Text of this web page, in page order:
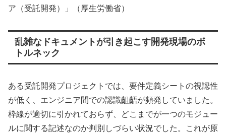
ア（受託開発）」（厚生労働省）
乱雑なドキュメントが引き起こす開発現場のボ
トルネック
ある受託開発プロジェクトでは、要件定義シートの視認性
が低く、エンジニア間での認識齟齬が頻発していました。
枠線が適切に引かれておらず、どこまでが一つのモジュー
ルに関する記述なのか判別しづらい状況でした。これが原